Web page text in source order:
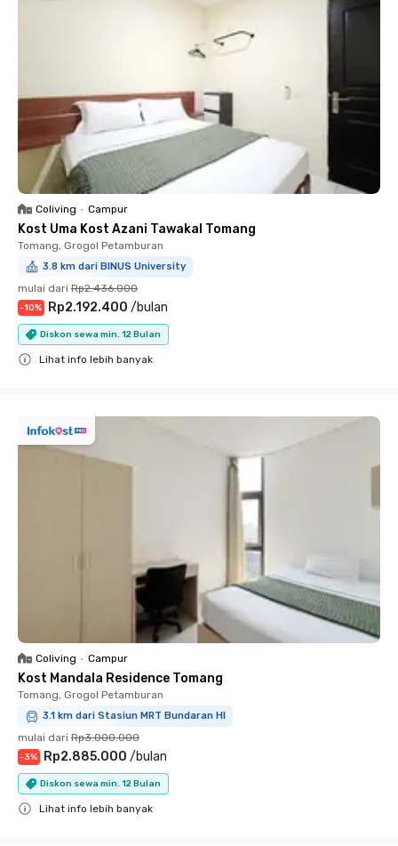
Coliving • Campur
Kost Uma Kost Azani Tawakal Tomang
Tomang, Grogol Petamburan
3.8 km dari BINUS University
mulai dari Rp2.436.000
-10% Rp2.192.400 /bulan
Diskon sewa min. 12 Bulan
Lihat info lebih banyak
Coliving • Campur
Kost Mandala Residence Tomang
Tomang, Grogol Petamburan
3.1 km dari Stasiun MRT Bundaran HI
mulai dari Rp3.000.000
-3% Rp2.885.000 /bulan
Diskon sewa min. 12 Bulan
Lihat info lebih banyak